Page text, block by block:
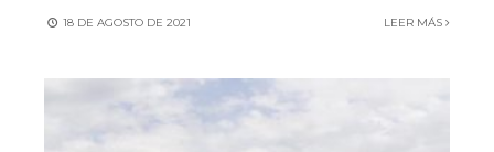
18 DE AGOSTO DE 2021 LEER MÁS